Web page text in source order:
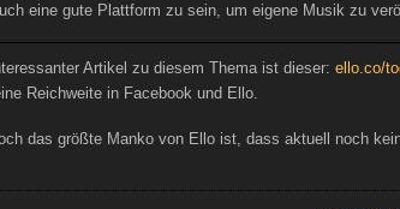
eine gute Plattform zu sein, um eigene Musik zu
Artikel zu diesem Thema ist dieser: ello.co/
Reichweite in Facebook und Ello.
das größte Manko von Ello ist, dass aktuell noch